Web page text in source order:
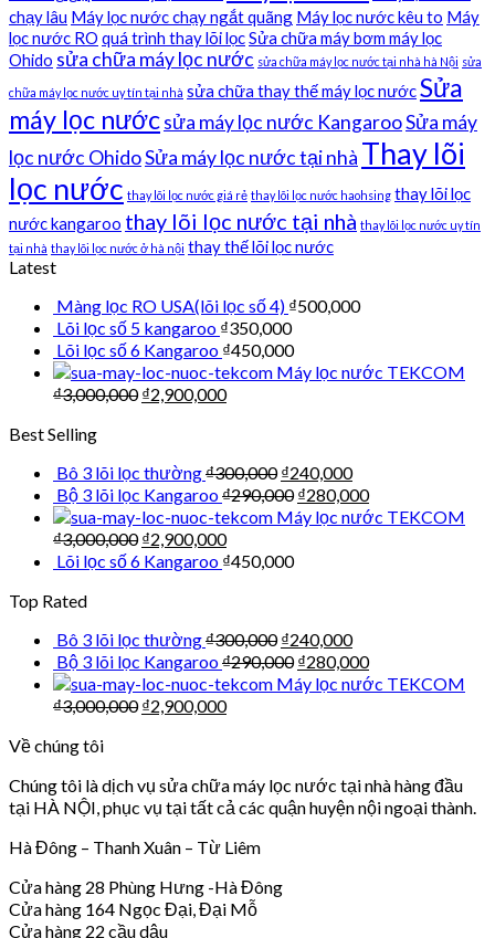
chạy lâu Máy lọc nước chạy ngắt quãng Máy lọc nước kêu to Máy
lọc nước RO quá trình thay lõi lọcSửa chữa máy bơm máy lọc
Ohido sửa chữa máy lọc nước sửa chữa máy lọc nước tại nhà hà Nội sửa
chữa máy lọc nước uy tín tại nhà sửa chữa thay thế máy lọc nướcSửa
máy lọc nướcsửa máy lọc nước KangarooSửa máy
lọc nước OhidoSửa máy lọc nước tại nhà Thay lõi
lọc nước thay lõi lọc nước giá rẻ thay lõi lọc nước haohsing thay lõi lọc
nước kangaroo thay lõi lọc nước tại nhà thay lõi lọc nước uy tín
tại nhà thay lõi lọc nước ở hà nội thay thế lõi lọc nước
Latest
Màng lọc RO USA(lõi lọc số 4) ₫500,000
Lõi lọc số 5 kangaroo ₫350,000
Lõi lọc số 6 Kangaroo ₫450,000
Máy lọc nước TEKCOM
₫3,000,000 ₫2,900,000
Best Selling
Bô 3 lõi lọc thường₫300,000 ₫240,000
Bộ 3 lõi lọc Kangaroo₫290,000 ₫280,000
Máy lọc nước TEKCOM
₫3,000,000 ₫2,900,000
Lõi lọc số 6 Kangaroo ₫450,000
Top Rated
Bô 3 lõi lọc thường₫300,000 ₫240,000
Bộ 3 lõi lọc Kangaroo₫290,000 ₫280,000
Máy lọc nước TEKCOM
₫3,000,000 ₫2,900,000
Về chúng tôi
Chúng tôi là dịch vụ sửa chữa máy lọc nước tại nhà hàng đầu
tại HÀ NỘI, phục vụ tại tất cả các quận huyện nội ngoại thành.
Hà Đông – Thanh Xuân – Từ Liêm
Cửa hàng 28 Phùng Hưng -Hà Đông
Cửa hàng 164 Ngọc Đại, Đại Mỗ
Cửa hàng 22 cầu dậu